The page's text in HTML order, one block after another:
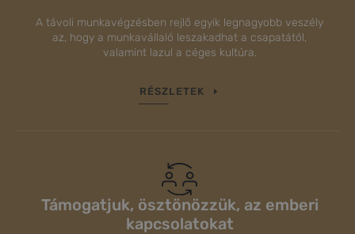
A távoli munkavégzésben rejlő egyik legnagyobb veszély
az, hogy a munkavállaló leszakadhat a csapatától,
valamint lazul a céges kultúra.
RÉSZLETEK
Támogatjuk, ösztönözzük, az emberi
kapcsolatokat